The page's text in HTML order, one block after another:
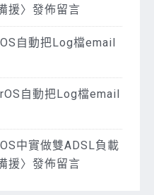
援〉發佈留言
自動把Log檔email
自動把Log檔email
中實做雙ADSL負載
援〉發佈留言